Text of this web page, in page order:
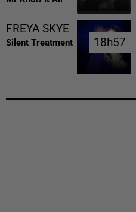
FREYA SKYE
Silent Treatment 18h57
18h57